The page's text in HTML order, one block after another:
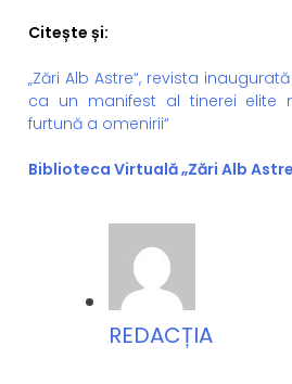
Citește și:
„Zări Alb Astre“, revista
ca un manifest al tinerei elite
furtună a omenirii“
Biblioteca Virtuală „Zări Alb
REDACȚIA